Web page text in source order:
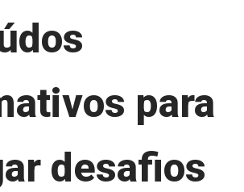
para
desafios